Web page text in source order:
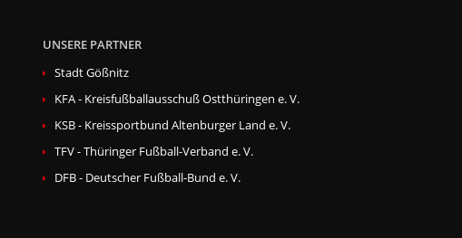
UNSERE PARTNER
Stadt Gößnitz
KFA - Kreisfußballausschuß Ostthüringen e. V.
KSB - Kreissportbund Altenburger Land e. V.
TFV - Thüringer Fußball-Verband e. V.
DFB - Deutscher Fußball-Bund e. V.